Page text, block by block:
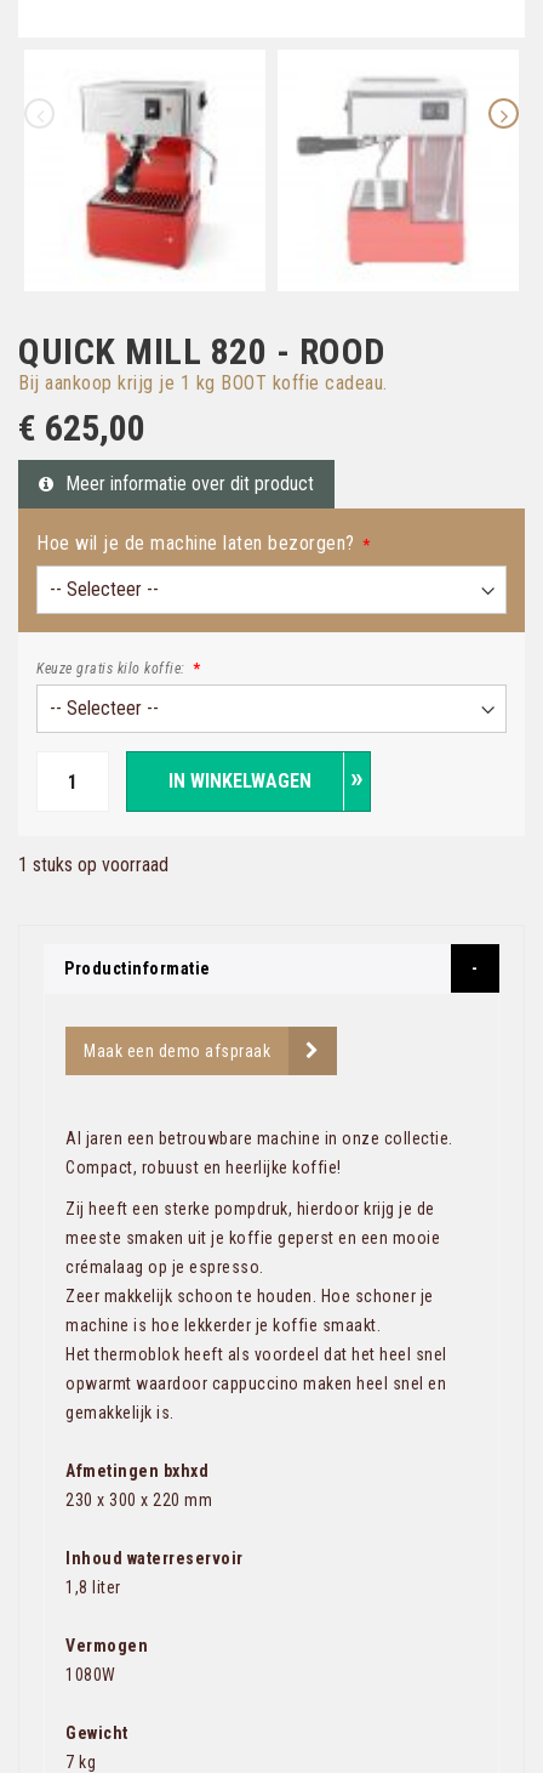
QUICK MILL 820 - ROOD
Bij aankoop krijg je 1 kg BOOT koffie cadeau.
€ 625,00
Meer informatie over dit product
Hoe wil je de machine laten bezorgen?
Keuze gratis kilo koffie:
IN WINKELWAGEN
1 stuks op voorraad
Productinformatie
Maak een demo afspraak
Al jaren een betrouwbare machine in onze collectie.
Compact, robuust en heerlijke koffie!
Zij heeft een sterke pompdruk, hierdoor krijg je de
meeste smaken uit je koffie geperst en een mooie
crémalaag op je espresso.
Zeer makkelijk schoon te houden. Hoe schoner je
machine is hoe lekkerder je koffie smaakt.
Het thermoblok heeft als voordeel dat het heel snel
opwarmt waardoor cappuccino maken heel snel en
gemakkelijk is.
Afmetingen bxhxd
230 x 300 x 220 mm
Inhoud waterreservoir
1,8 liter
Vermogen
1080W
Gewicht
7 kg